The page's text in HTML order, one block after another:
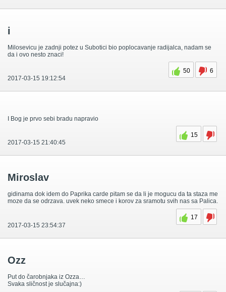
i
Milosevicu je zadnji potez u Subotici bio poplocavanje radijalca, nadam se
da i ovo nesto znaci!
50
6
2017-03-15 19:12:54
I Bog je prvo sebi bradu napravio
15
2017-03-15 21:40:45
Miroslav
gidinama dok idem do Paprika carde pitam se da li je mogucu da ta staza me
moze da se odrzava. uvek neko smece i korov za sramotu svih nas sa Palica.
17
2017-03-15 23:54:37
Ozz
Put do čarobnjaka iz Ozza…
Svaka sličnost je slučajna:)